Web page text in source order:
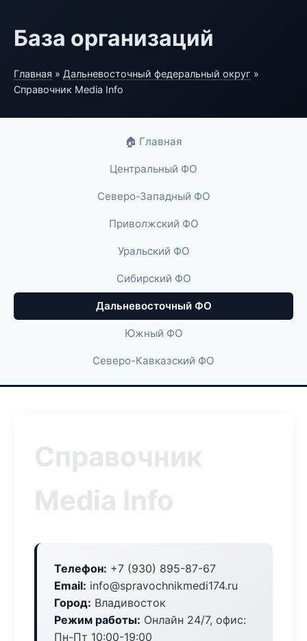
База организаций
Главная » Дальневосточный федеральный округ »
Справочник Media Info
🏠 Главная
Центральный ФО
Северо-Западный ФО
Приволжский ФО
Уральский ФО
Сибирский ФО
Дальневосточный ФО
Южный ФО
Северо-Кавказский ФО
Справочник
Media Info
Телефон: +7 (930) 895-87-67
Email: info@spravochnikmedi174.ru
Город: Владивосток
Режим работы: Онлайн 24/7, офис:
Пн-Пт 10:00-19:00